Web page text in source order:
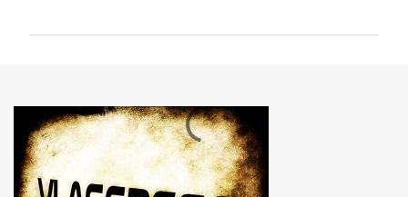
n
t
i